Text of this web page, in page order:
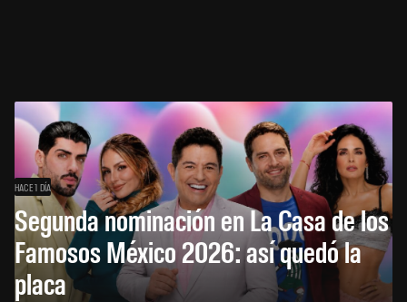
HACE 1 DÍA
Segunda nominación en La Casa de los
Famosos México 2026: así quedó la
placa